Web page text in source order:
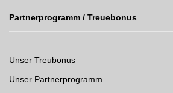
Partnerprogramm / Treuebonus
Unser Treubonus
Unser Partnerprogramm